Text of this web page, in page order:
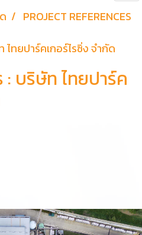
PROJECT REFERENCES
ไทยปาร์คเกอร์ไรซิ่ง จำกัด
: บริษัท ไทยปาร์ค